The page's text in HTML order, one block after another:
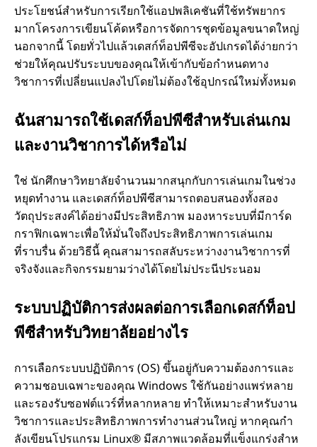
ซี
ประโยชน์สําหรับการเรียกใช้แอปพลิเคชันที่ใช้ทรัพยากร
มากโครงการเขียนโค้ดหรือการจัดการชุดข้อมูลขนาดใหญ่
นอกจากนี้ โดยทั่วไปแล้วเดสก์ท็อปพีซีจะอัปเกรดได้ง่ายกว่า
ช่วยให้คุณปรับระบบของคุณให้เข้ากับข้อกําหนดทาง
วิชาการที่เปลี่ยนแปลงไปโดยไม่ต้องใช้อุปกรณ์ใหม่ทั้งหมด
ฉันสามารถใช้เดสก์ท็อปพีซีสําหรับเล่นเกม
และงานวิชาการได้หรือไม่
ใช่ นักศึกษาวิทยาลัยจํานวนมากสนุกกับการเล่นเกมในช่วง
หยุดทํางาน และเดสก์ท็อปพีซีสามารถตอบสนองทั้งสอง
วัตถุประสงค์ได้อย่างมีประสิทธิภาพ มองหาระบบที่มีการ์ด
กราฟิกเฉพาะเพื่อให้มั่นใจถึงประสิทธิภาพการเล่นเกม
ที่ราบรื่น ด้วยวิธีนี้ คุณสามารถสลับระหว่างงานวิชาการที่
จริงจังและกิจกรรมยามว่างได้โดยไม่ประนีประนอม
ระบบปฏิบัติการส่งผลต่อการเลือกเดสก์ท็อป
พีซีสําหรับวิทยาลัยอย่างไร
การเลือกระบบปฏิบัติการ (OS) ขึ้นอยู่กับความต้องการและ
ความชอบเฉพาะของคุณ Windows ใช้กันอย่างแพร่หลาย
และรองรับซอฟต์แวร์ที่หลากหลาย ทําให้เหมาะสําหรับงาน
วิชาการและประสิทธิภาพการทํางานส่วนใหญ่ หากคุณกํา
ลังเขียนโปรแกรม Linux® มีสภาพแวดล้อมที่แข็งแกร่งสําห